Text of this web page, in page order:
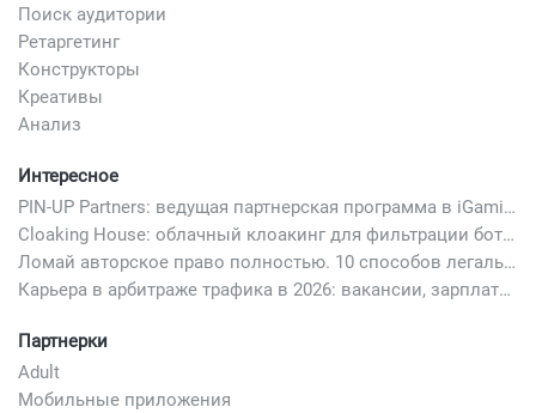
Поиск аудитории
Ретаргетинг
Конструкторы
Креативы
Анализ
Интересное
PIN-UP Partners: ведущая партнерская программа в iGaming
Cloaking House: облачный клоакинг для фильтрации ботов FB и Google Ads — гайд PHP-интеграции 2026
Ломай авторское право полностью. 10 способов легально добавить любимый трек в свой креатив
Карьера в арбитраже трафика в 2026: вакансии, зарплаты и как начать
Партнерки
Adult
Мобильные приложения